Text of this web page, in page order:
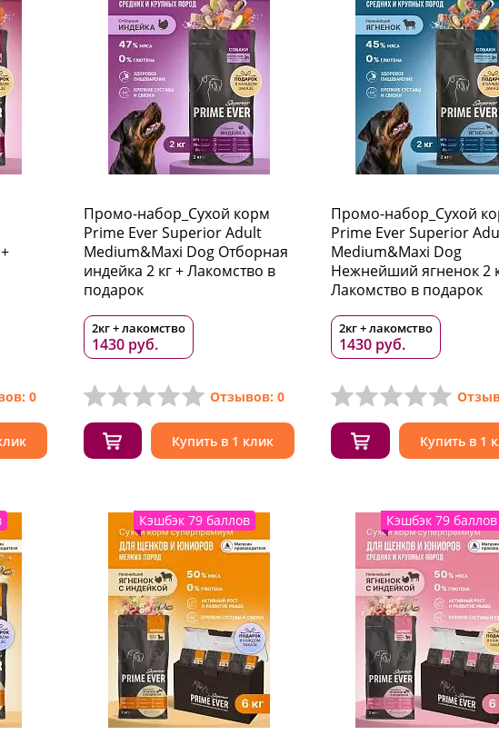
0
Промо-набор_Сухой корм
Prime Ever Superior Adult
Medium&Maxi Dog Отборная
индейка 2 кг + Лакомство в
подарок
2кг + лакомство
1430 руб.
Отзывов: 0
Купить в 1 клик
Промо-набор_Сухой
Prime Ever Superior
Medium&Maxi Dog
Нежнейший ягненок 2
Лакомство в подарок
2кг + лакомство
1430 руб.
Купить в 1
Кэшбэк 79 баллов Кэшбэк 79 баллов